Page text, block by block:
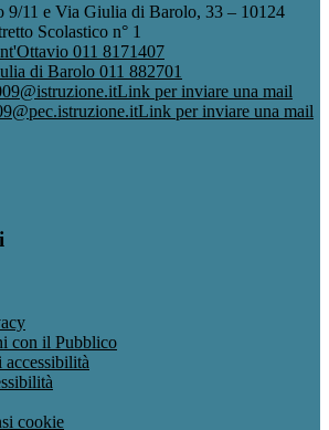
9/11 e Via Giulia di Barolo, 33 – 10124
Scolastico n° 1
011 8171407
di Barolo 011 882701
Link per inviare una mail
Link per inviare una mail
con il Pubblico
cookie